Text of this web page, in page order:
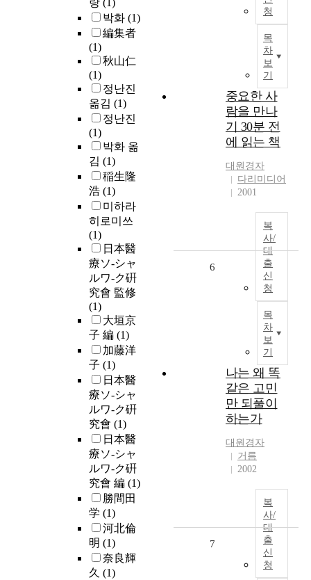
랑 (1)
박화 (1)
編集者
(1)
秋山仁
(1)
정난진
옮김 (1)
정난진
(1)
박화 옮
김 (1)
稲生隆
浩 (1)
미하라
히로미쓰
(1)
日本醫
療ソ-シャ
ルワ-ク硏
究會 監修
(1)
大垣京
子 編 (1)
加藤洋
子 (1)
日本醫
療ソ-シャ
ルワ-ク硏
究會 (1)
日本醫
療ソ-シャ
ルワ-ク硏
究會 編 (1)
勝間田
学 (1)
河北倫
明 (1)
奈良輝
久 (1)
청
목
차
보
기
중요한 사
람을 만나
기 30분 전
에 읽는 책
대원경자
다리미디어
2001
복
사/
대
출
신
청
목
차
보
기
6
나는 왜 똑
같은 고민
만 되풀이
하는가
대원경자
거름
2002
복
사/
대
출
신
청
7